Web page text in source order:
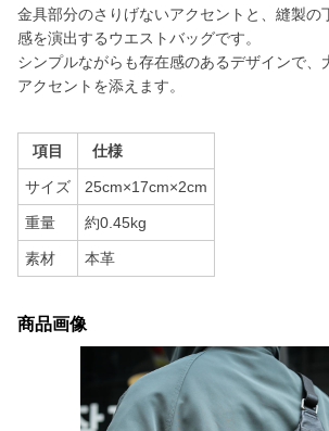
金具部分のさりげないアクセントと、縫製の
感を演出するウエストバッグです。
シンプルながらも存在感のあるデザインで、
アクセントを添えます。
項目 仕様
サイズ 25cm×17cm×2cm
重量 約0.45kg
素材 本革
商品画像